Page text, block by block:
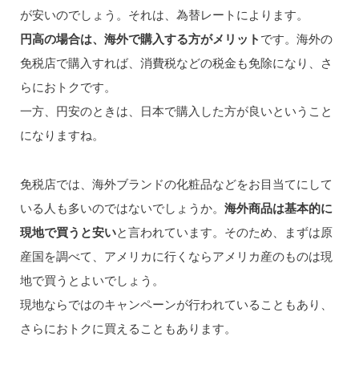
が安いのでしょう。それは、為替レートによります。
円高の場合は、海外で購入する方がメリット です。海外の
免税店で購入すれば、消費税などの税金も免除になり、さ
らにおトクです。
一方、円安のときは、日本で購入した方が良いということ
になりますね。
免税店では、海外ブランドの化粧品などをお目当てにして
いる人も多いのではないでしょうか。 海外商品は基本的に
現地で買うと安いと言われています。そのため、まずは原
産国を調べて、アメリカに行くならアメリカ産のものは現
地で買うとよいでしょう。
現地ならではのキャンペーンが行われていることもあり、
さらにおトクに買えることもあります。